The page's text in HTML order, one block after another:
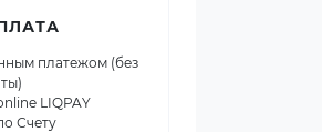
платежом (без
LIQPAY
Счету